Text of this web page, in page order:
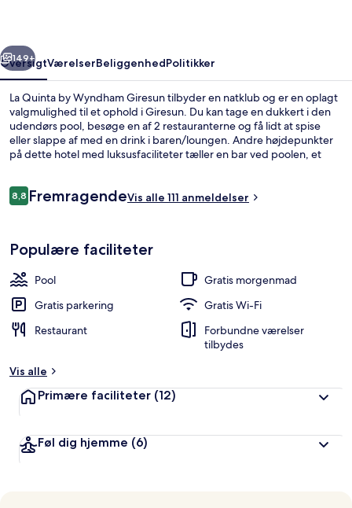
Næste
149+
OversigtVærelserBeliggenhedPolitikker
La Quinta by Wyndham Giresun tilbyder en natklub og er en oplagt
valgmulighed til et ophold i Giresun. Du kan tage en dukkert i den
udendørs pool, besøge en af 2 restauranterne og få lidt at spise
eller slappe af med en drink i baren/loungen. Andre højdepunkter
på dette hotel med luksusfaciliteter tæller en bar ved poolen, et
Anmeldelser
8,88,8 ud af 10.
FremragendeVis alle 111 anmeldelser
Populære faciliteter
Pool
Gratis morgenmad
Gratis parkering
Gratis Wi-Fi
Restaurant
Forbundne værelser
tilbydes
Vis alle
Primære faciliteter (12)
Føl dig hjemme (6)